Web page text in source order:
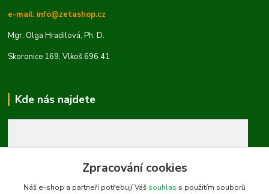
e-mail: info@zetashop.cz
Mgr. Olga Hradilová, Ph. D.
Skoronice 169, Vlkoš 696 41
Kde nás najdete
Zpracování cookies
Náš e-shop a partneři potřebují Váš souhlas s použitím souborů